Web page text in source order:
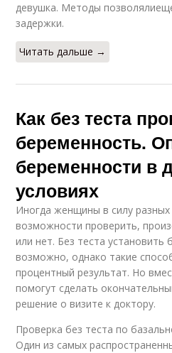
девушка. Методы
задержки.
Читать дальше →
Как без теста
беременность.
беременности в
условиях
Иногда женщины в силу
возможности проверить,
или нет. Без теста установить
возможно, однако такие
процентный результат. Но
помогут сделать
решение о визите к доктору.
Проверка без теста по
Один из самых